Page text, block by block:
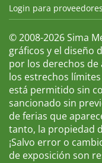
Login para proveedores
© 2008-2026 Sima
gráficos y el diseño
por los derechos
los estrechos
está permitido sin
sancionado sin
de ferias que
tanto, la propiedad
¡Salvo error o
de exposición son